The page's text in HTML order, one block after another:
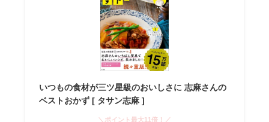
いつもの食材が三ツ星級のおいしさに 志麻さんの
ベストおかず [ タサン志麻 ]
＼ポイント最大11倍！／